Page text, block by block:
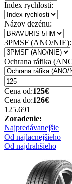
Index rychlosti:
Názov dezénu:
3PMSF (ANO/NIE):
Ochrana ráfika
Cena od:125€
Cena do:126€
125.691
Zoradenie:
Najpredávanejšie
Od najlacnejšieho
Od najdrahšieho